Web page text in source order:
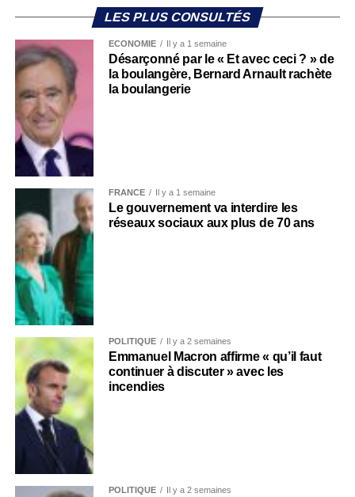
LES PLUS CONSULTÉS
ECONOMIE Il y a 1 semaine
Désarçonné par le « Et avec ceci ? » de
la boulangère, Bernard Arnault rachète
la boulangerie
FRANCE Il y a 1 semaine
Le gouvernement va interdire les
réseaux sociaux aux plus de 70 ans
POLITIQUE Il y a 2 semaines
Emmanuel Macron affirme « qu’il faut
continuer à discuter » avec les
incendies
POLITIQUE Il y a 2 semaines